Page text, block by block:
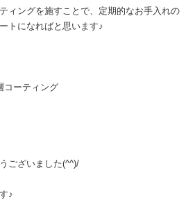
ィングを施すことで、定期的なお手入れの
トになればと思います♪
コーティング
ございました(^^)/
♪